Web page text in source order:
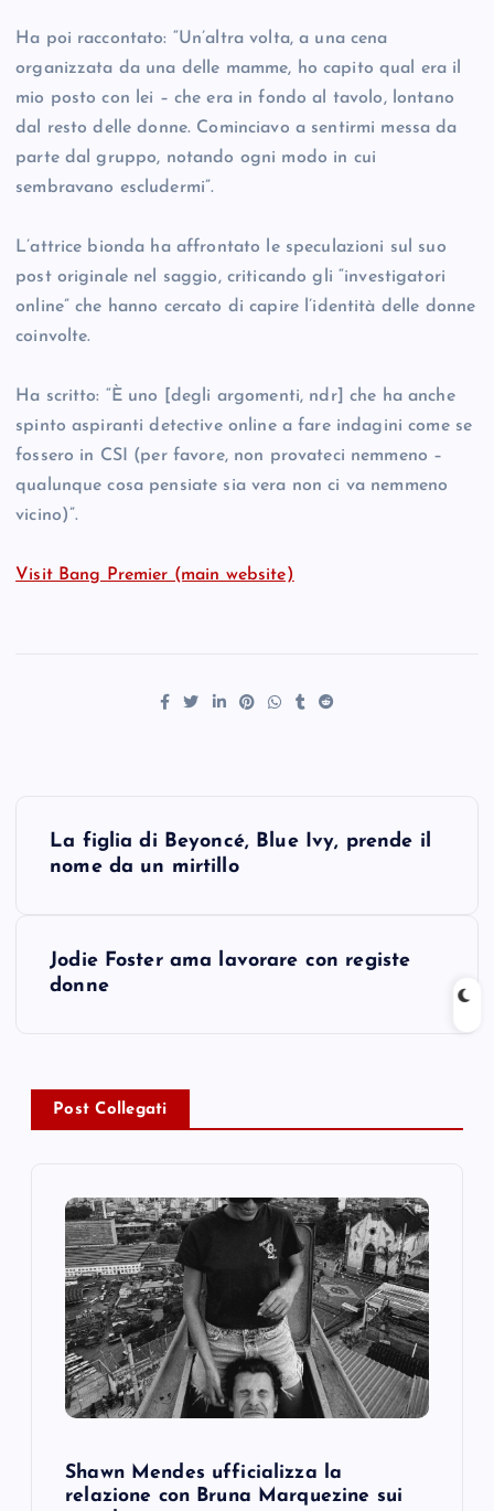
Ha poi raccontato: “Un’altra volta, a una cena
organizzata da una delle mamme, ho capito qual era il
mio posto con lei – che era in fondo al tavolo, lontano
dal resto delle donne. Cominciavo a sentirmi messa da
parte dal gruppo, notando ogni modo in cui
sembravano escludermi”.
L’attrice bionda ha affrontato le speculazioni sul suo
post originale nel saggio, criticando gli “investigatori
online” che hanno cercato di capire l’identità delle donne
coinvolte.
Ha scritto: “È uno [degli argomenti, ndr] che ha anche
spinto aspiranti detective online a fare indagini come se
fossero in CSI (per favore, non provateci nemmeno –
qualunque cosa pensiate sia vera non ci va nemmeno
vicino)”.
Visit Bang Premier (main website)
a
v
La figlia di Beyoncé, Blue Ivy, prende il
nome da un mirtillo
Jodie Foster ama lavorare con registe
donne
Post Collegati
Shawn Mendes ufficializza la
relazione con Bruna Marquezine sui